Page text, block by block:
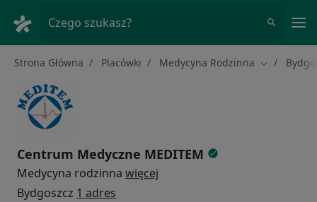
Czego szukasz?
Strona Główna Placówki Medycyna Rodzinna Zmień
Centrum Medyczne MEDITEM
Medycyna rodzinna więcej
Bydgoszcz 1 adres